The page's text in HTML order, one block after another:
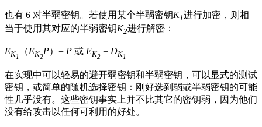
也有 6 对半弱密钥。若使用某个半弱密钥K1进行加密，则相
当于使用其对应的半弱密钥K2进行解密：
EK1
（EK2
P）= P 或 EK2
= DK1
在实现中可以轻易的避开弱密钥和半弱密钥，可以显式的测试
密钥，或简单的随机选择密钥：刚好选到弱或半弱密钥的可能
性几乎没有。这些密钥事实上并不比其它的密钥弱，因为他们
没有给攻击以任何可利用的好处。